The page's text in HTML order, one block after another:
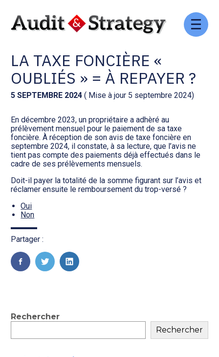
Aller
Comptabilité et conseil
Social et ressources humaines
Assistance juridique
Audit légal
Gestion de patrimoine
Procédures collectives
Transition numérique
Gestion des documents : ISuite
Tenue de votre comptabilité :
ACD
Facturation et pilotage :
Facturation et pilotage : MEG
Analyse et tableau de bord :
WAIBI
Gérer vos ressources
humaines : SILAE
PAIEMENTS MENSUELS DE
LA TAXE FONCIÈRE «
OUBLIÉS » = À REPAYER ?
5 SEPTEMBRE 2024 ( Mise à jour 5 septembre 2024)
En décembre 2023, un propriétaire a adhèré au
prélèvement mensuel pour le paiement de sa taxe
foncière. À réception de son avis de taxe foncière en
septembre 2024, il constate, à sa lecture, que l’avis ne
tient pas compte des paiements déjà effectués dans le
cadre de ses prélèvements mensuels.
Doit-il payer la totalité de la somme figurant sur l’avis et
réclamer ensuite le remboursement du trop-versé ?
Oui
Non
Partager :
FaceBook
TwitterLinkedIn
Blog
sidebar
Rechercher
Rechercher